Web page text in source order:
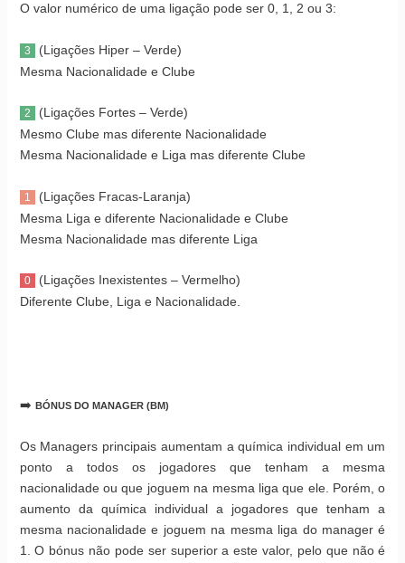
O valor numérico de uma ligação pode ser 0, 1, 2 ou 3:
3
(Ligações Hiper – Verde)
Mesma Nacionalidade e Clube
2
(Ligações Fortes – Verde)
Mesmo Clube mas diferente Nacionalidade
Mesma Nacionalidade e Liga mas diferente Clube
1
(Ligações Fracas-Laranja)
Mesma Liga e diferente Nacionalidade e Clube
Mesma Nacionalidade mas diferente Liga
0
(Ligações Inexistentes – Vermelho)
Diferente Clube, Liga e Nacionalidade.
➡️ BÓNUS DO MANAGER (BM)
Os Managers principais aumentam a química individual em um
ponto a todos os jogadores que tenham a mesma
nacionalidade ou que joguem na mesma liga que ele. Porém, o
aumento da química individual a jogadores que tenham a
mesma nacionalidade e joguem na mesma liga do manager é
1. O bónus não pode ser superior a este valor, pelo que não é